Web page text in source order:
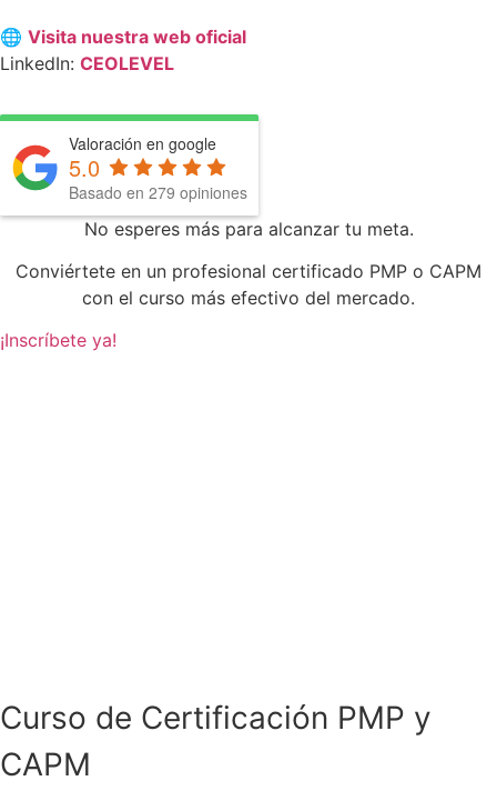
🌐 Visita nuestra web oficial
LinkedIn: CEOLEVEL
Valoración en google
5.0
Basado en 279 opiniones
No esperes más para alcanzar tu meta.
Conviértete en un profesional certificado PMP o CAPM
con el curso más efectivo del mercado.
¡Inscríbete ya!
Curso de Certificación PMP y
CAPM